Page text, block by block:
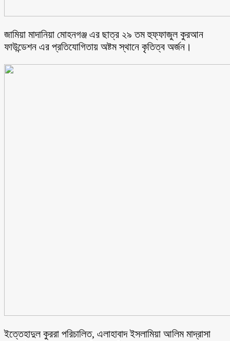
জামিয়া মাদানিয়া মোহনগঞ্জ এর ছাত্র ২৯ তম হুফ্ফাজুল কুরআন
ফাউন্ডেশন এর প্রতিযোগিতায় অষ্টম স্থানে কৃতিত্ব অর্জন।
ইত্তেহাদুল কুররা পরিচালিত, এলাহাবাদ ইসলামিয়া আলিম মাদ্রাসা